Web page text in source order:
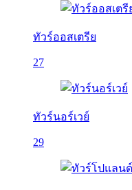
ทัวร์ออสเตรีย
27
ทัวร์นอร์เวย์
29